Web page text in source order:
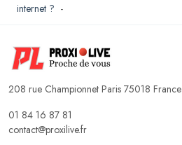
internet ? -
208 rue Championnet Paris 75018 France
01 84 16 87 81
contact@proxilive.fr